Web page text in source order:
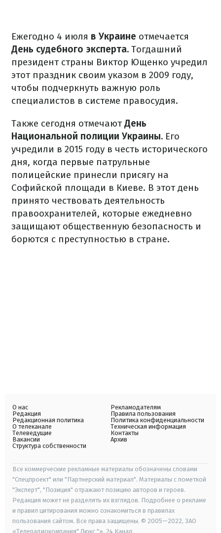
Ежегодно 4 июля в Украине отмечается
День судебного эксперта. Тогдашний
президент страны Виктор Ющенко учредил
этот праздник своим указом в 2009 году,
чтобы подчеркнуть важную роль
специалистов в системе правосудия.
Также сегодня отмечаютДень
Национальной полиции Украины. Его
учредили в 2015 году в честь исторического
дня, когда первые патрульные
полицейские принесли присягу на
Софийской площади в Киеве. В этот день
принято чествовать деятельность
правоохранителей, которые ежедневно
защищают общественную безопасность и
борются с преступностью в стране.
О нас
Редакция
Редакционная политика
О телеканале
Телеведущие
Вакансии
Структура собственности
Рекламодателям
Правила пользования
Политика конфиденциальности
Техническая информация
Контакты
Архив
Все коммерческие рекламные материалы обозначены словами
"Спецпроект" или "Партнерский материал". Материалы с пометкой
"Эксперт", "Позиция" отражают позицию авторов и героев.
Редакция может не разделять их взглядов. Подробнее о рекламе
и правил цитирования можно ознакомиться в правилах
пользования сайтом. Все права защищены. © 2005—2022, ЗАО
«Телерадиокомпания" Люкс "», 24 Канал.